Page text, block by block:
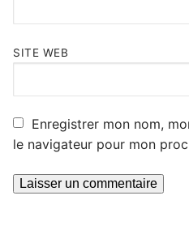
SITE WEB
Enregistrer mon nom,
le navigateur pour mon